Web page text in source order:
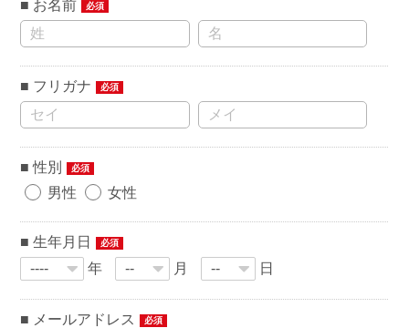
お名前 必須
フリガナ 必須
性別 必須
男性 女性
生年月日 必須
年 月 日
メールアドレス 必須